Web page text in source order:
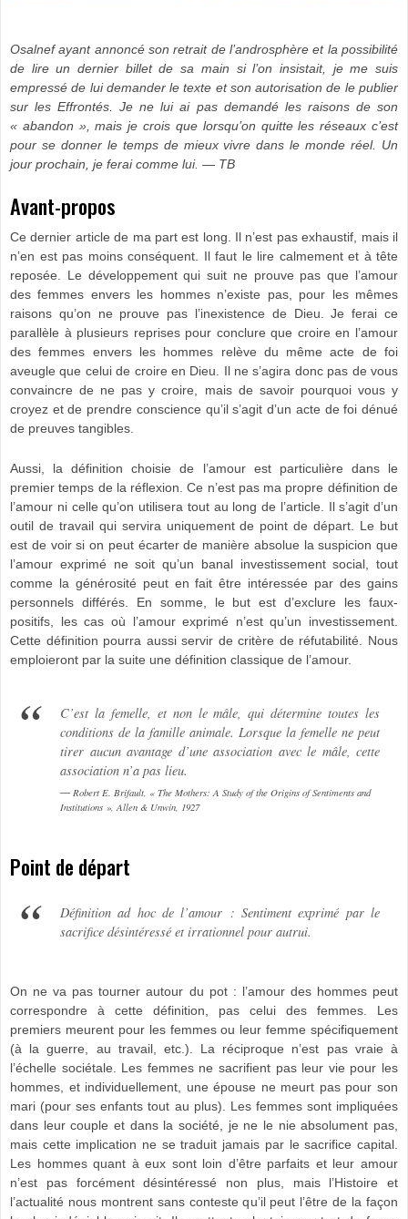
Osalnef ayant annoncé son retrait de l’androsphère et la possibilité
de lire un dernier billet de sa main si l’on insistait, je me suis
empressé de lui demander le texte et son autorisation de le publier
sur les Effrontés. Je ne lui ai pas demandé les raisons de son
« abandon », mais je crois que lorsqu’on quitte les réseaux c’est
pour se donner le temps de mieux vivre dans le monde réel. Un
jour prochain, je ferai comme lui. — TB
Avant-propos
Ce dernier article de ma part est long. Il n’est pas exhaustif, mais il
n’en est pas moins conséquent. Il faut le lire calmement et à tête
reposée. Le développement qui suit ne prouve pas que l’amour
des femmes envers les hommes n’existe pas, pour les mêmes
raisons qu’on ne prouve pas l’inexistence de Dieu. Je ferai ce
parallèle à plusieurs reprises pour conclure que croire en l’amour
des femmes envers les hommes relève du même acte de foi
aveugle que celui de croire en Dieu. Il ne s’agira donc pas de vous
convaincre de ne pas y croire, mais de savoir pourquoi vous y
croyez et de prendre conscience qu’il s’agit d’un acte de foi dénué
de preuves tangibles.
Aussi, la définition choisie de l’amour est particulière dans le
premier temps de la réflexion. Ce n’est pas ma propre définition de
l’amour ni celle qu’on utilisera tout au long de l’article. Il s’agit d’un
outil de travail qui servira uniquement de point de départ. Le but
est de voir si on peut écarter de manière absolue la suspicion que
l’amour exprimé ne soit qu’un banal investissement social, tout
comme la générosité peut en fait être intéressée par des gains
personnels différés. En somme, le but est d’exclure les faux-
positifs, les cas où l’amour exprimé n’est qu’un investissement.
Cette définition pourra aussi servir de critère de réfutabilité. Nous
emploieront par la suite une définition classique de l’amour.
C’est la femelle, et non le mâle, qui détermine toutes les
conditions de la famille animale. Lorsque la femelle ne peut
tirer aucun avantage d’une association avec le mâle, cette
association n’a pas lieu.
Robert E. Brifault, « The Mothers: A Study of the Origins of Sentiments and
Institutions », Allen & Unwin, 1927
Point de départ
Définition ad hoc de l’amour : Sentiment exprimé par le
sacrifice désintéressé et irrationnel pour autrui.
On ne va pas tourner autour du pot : l’amour des hommes peut
correspondre à cette définition, pas celui des femmes. Les
premiers meurent pour les femmes ou leur femme spécifiquement
(à la guerre, au travail, etc.). La réciproque n’est pas vraie à
l’échelle sociétale. Les femmes ne sacrifient pas leur vie pour les
hommes, et individuellement, une épouse ne meurt pas pour son
mari (pour ses enfants tout au plus). Les femmes sont impliquées
dans leur couple et dans la société, je ne le nie absolument pas,
mais cette implication ne se traduit jamais par le sacrifice capital.
Les hommes quant à eux sont loin d’être parfaits et leur amour
n’est pas forcément désintéressé non plus, mais l’Histoire et
l’actualité nous montrent sans conteste qu’il peut l’être de la façon